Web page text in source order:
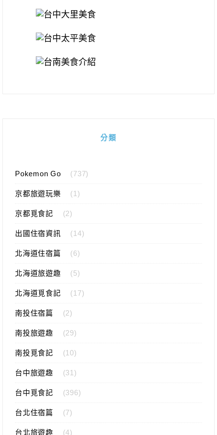
分類
Pokemon Go (737)
京都旅遊玩樂 (1)
京都覓食記 (2)
出國住宿資訊 (14)
北海道住宿篇 (6)
北海道旅遊趣 (5)
北海道覓食記 (17)
南投住宿篇 (2)
南投旅遊趣 (29)
南投覓食記 (10)
台中旅遊趣 (31)
台中覓食記 (396)
台北住宿篇 (7)
台北旅遊趣 (4)